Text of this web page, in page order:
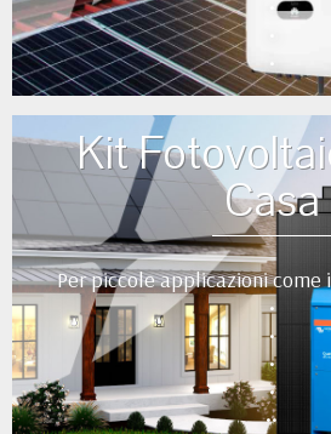
•
Kit
Casa
Per piccole applicazioni come
•
•
•
•
••